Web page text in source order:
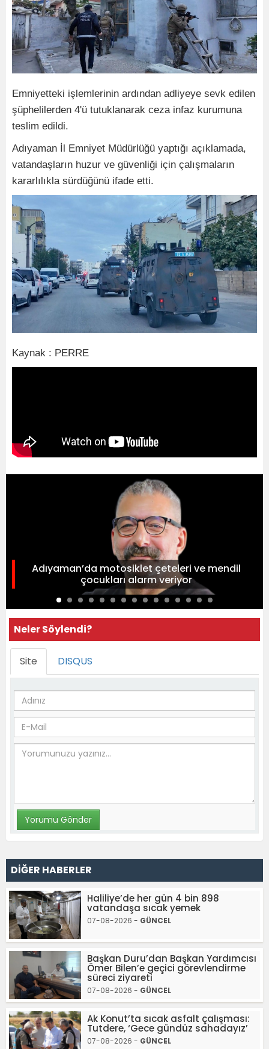
Emniyetteki işlemlerinin ardından adliyeye sevk edilen
şüphelilerden 4'ü tutuklanarak ceza infaz kurumuna
teslim edildi.
Adıyaman İl Emniyet Müdürlüğü yaptığı açıklamada,
vatandaşların huzur ve güvenliği için çalışmaların
kararlılıkla sürdüğünü ifade etti.
Kaynak : PERRE
Adıyaman’da motosiklet çeteleri ve mendil
çocukları alarm veriyor
Neler Söylendi?
Site DISQUS
DİĞER HABERLER
Haliliye’de her gün 4 bin 898
vatandaşa sıcak yemek
07-08-2026 - GÜNCEL
Başkan Duru’dan Başkan Yardımcısı
Ömer Bilen’e geçici görevlendirme
süreci ziyareti
07-08-2026 - GÜNCEL
Ak Konut’ta sıcak asfalt çalışması:
Tutdere, ‘Gece gündüz sahadayız’
07-08-2026 - GÜNCEL